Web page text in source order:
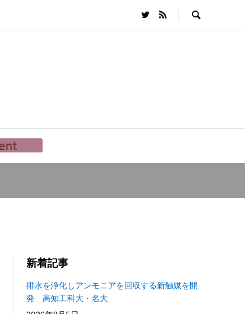
新着記事
排水を浄化しアンモニアを回収する新触媒を開
発 高知工科大・名大